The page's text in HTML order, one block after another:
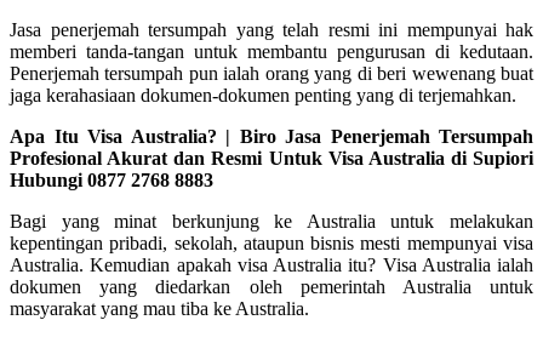
Jasa penerjemah tersumpah yang telah resmi ini mempunyai hak
memberi tanda-tangan untuk membantu pengurusan di kedutaan.
Penerjemah tersumpah pun ialah orang yang di beri wewenang buat
jaga kerahasiaan dokumen-dokumen penting yang di terjemahkan.
Apa Itu Visa Australia? | Biro Jasa Penerjemah Tersumpah
Profesional Akurat dan Resmi Untuk Visa Australia di Supiori
Hubungi 0877 2768 8883
Bagi yang minat berkunjung ke Australia untuk melakukan
kepentingan pribadi, sekolah, ataupun bisnis mesti mempunyai visa
Australia. Kemudian apakah visa Australia itu? Visa Australia ialah
dokumen yang diedarkan oleh pemerintah Australia untuk
masyarakat yang mau tiba ke Australia.